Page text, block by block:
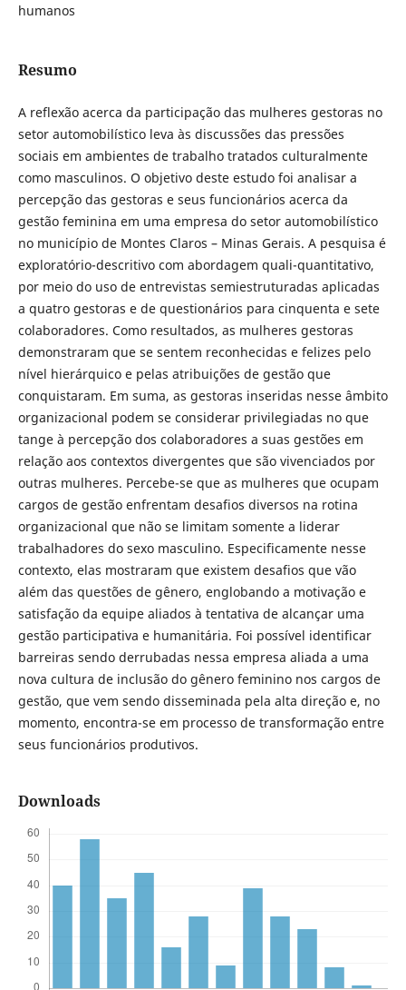
humanos
Resumo
A reflexão acerca da participação das mulheres gestoras no
setor automobilístico leva às discussões das pressões
sociais em ambientes de trabalho tratados culturalmente
como masculinos. O objetivo deste estudo foi analisar a
percepção das gestoras e seus funcionários acerca da
gestão feminina em uma empresa do setor automobilístico
no município de Montes Claros – Minas Gerais. A pesquisa é
exploratório-descritivo com abordagem quali-quantitativo,
por meio do uso de entrevistas semiestruturadas aplicadas
a quatro gestoras e de questionários para cinquenta e sete
colaboradores. Como resultados, as mulheres gestoras
demonstraram que se sentem reconhecidas e felizes pelo
nível hierárquico e pelas atribuições de gestão que
conquistaram. Em suma, as gestoras inseridas nesse âmbito
organizacional podem se considerar privilegiadas no que
tange à percepção dos colaboradores a suas gestões em
relação aos contextos divergentes que são vivenciados por
outras mulheres. Percebe-se que as mulheres que ocupam
cargos de gestão enfrentam desafios diversos na rotina
organizacional que não se limitam somente a liderar
trabalhadores do sexo masculino. Especificamente nesse
contexto, elas mostraram que existem desafios que vão
além das questões de gênero, englobando a motivação e
satisfação da equipe aliados à tentativa de alcançar uma
gestão participativa e humanitária. Foi possível identificar
barreiras sendo derrubadas nessa empresa aliada a uma
nova cultura de inclusão do gênero feminino nos cargos de
gestão, que vem sendo disseminada pela alta direção e, no
momento, encontra-se em processo de transformação entre
seus funcionários produtivos.
Downloads